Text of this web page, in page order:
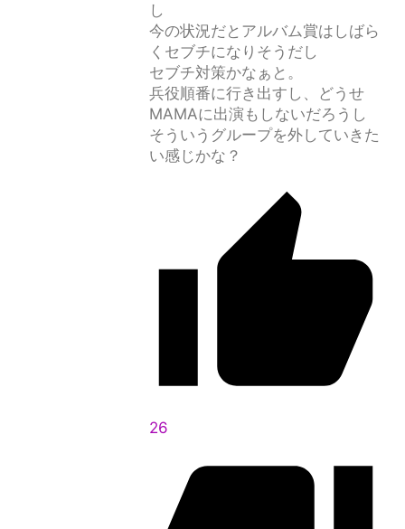
し
今の状況だとアルバム賞はしばら
くセブチになりそうだし
セブチ対策かなぁと。
兵役順番に行き出すし、どうせ
MAMAに出演もしないだろうし
そういうグループを外していきた
い感じかな？
26